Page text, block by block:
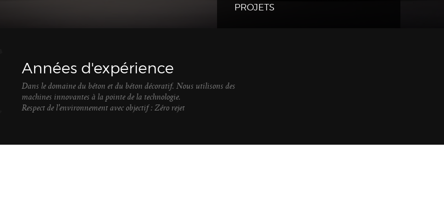
Années d'expérience
Dans le domaine du béton et du béton décoratif. Nous utilisons des
machines innovantes à la pointe de la technologie.
Respect de l'environnement avec objectif : Zéro rejet
PROJETS